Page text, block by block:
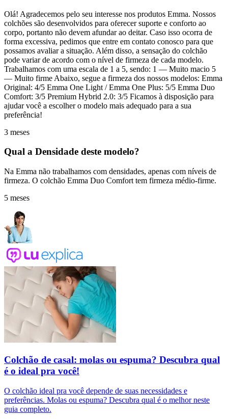
Olá! Agradecemos pelo seu interesse nos produtos Emma. Nossos
colchões são desenvolvidos para oferecer suporte e conforto ao
corpo, portanto não devem afundar ao deitar. Caso isso ocorra de
forma excessiva, pedimos que entre em contato conosco para que
possamos avaliar a situação. Além disso, a sensação do colchão
pode variar de acordo com o nível de firmeza de cada modelo.
Trabalhamos com uma escala de 1 a 5, sendo: 1 — Muito macio 5
— Muito firme Abaixo, segue a firmeza dos nossos modelos: Emma
Original: 4/5 Emma One Light / Emma One Plus: 5/5 Emma Duo
Comfort: 3/5 Premium Hybrid 2.0: 3/5 Ficamos à disposição para
ajudar você a escolher o modelo mais adequado para a sua
preferência!
3 meses
Qual a Densidade deste modelo?
Na Emma não trabalhamos com densidades, apenas com níveis de
firmeza. O colchão Emma Duo Comfort tem firmeza médio-firme.
5 meses
Colchão de casal: molas ou espuma? Descubra qual
é o ideal pra você!
O colchão ideal pra você depende de suas necessidades e
preferências. Molas ou espuma? Descubra qual é o melhor neste
guia completo.